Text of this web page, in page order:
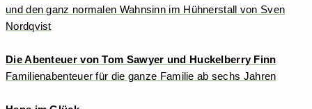
und den ganz normalen Wahnsinn im Hühnerstall von Sven
Nordqvist
Die Abenteuer von Tom Sawyer und Huckelberry Finn
Familienabenteuer für die ganze Familie ab sechs Jahren